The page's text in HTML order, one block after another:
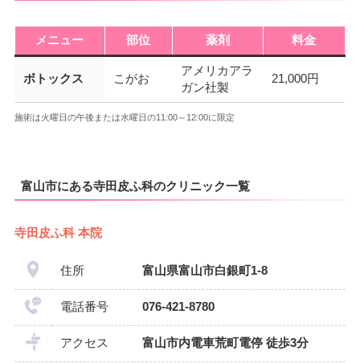
メニュー 部位 薬剤 料金
ボトックス こがお
アメリカアラ
ガン社製
21,000円
施術は火曜日の午後または水曜日の11:00～12:00に限定
富山市にある寺田皮ふ科のクリニック一覧
寺田皮ふ科 本院
住所 富山県富山市白銀町1-8
電話番号 076-421-8780
アクセス 富山市内電車荒町電停 徒歩3分